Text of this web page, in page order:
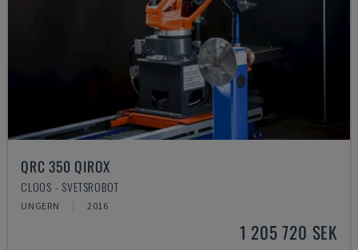
QRC 350 QIROX
CLOOS - SVETSROBOT
UNGERN 2016
1 205 720 SEK